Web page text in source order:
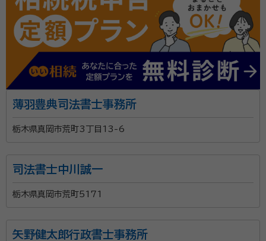
薄羽豊典司法書士事務所
栃木県真岡市荒町3丁目13-6
司法書士中川誠一
栃木県真岡市荒町5171
矢野健太郎行政書士事務所